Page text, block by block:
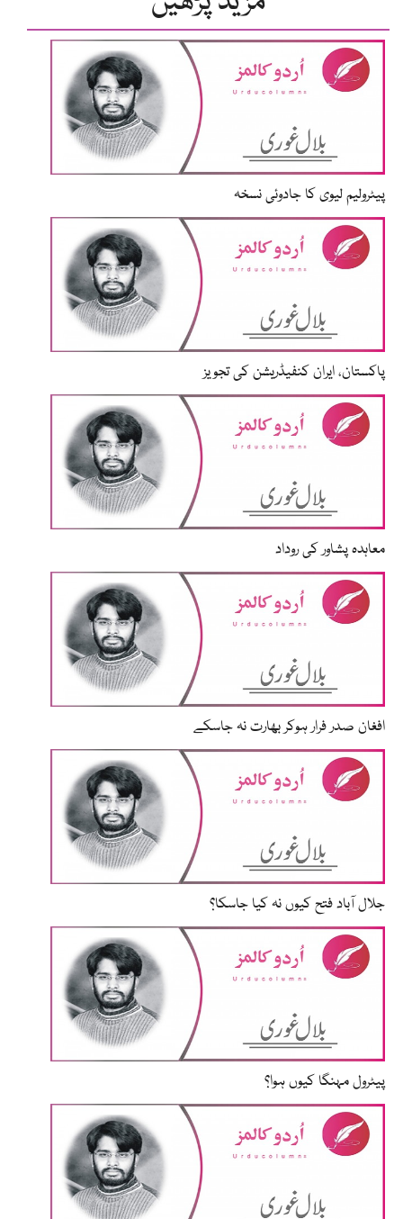
پیٹرولیم لیوی کا جادوئی نسخہ
پاکستان، ایران کنفیڈریشن کی تجویز
معاہدہ پشاور کی روداد
افغان صدر فرار ہوکر بھارت نہ جاسکے
جلال آباد فتح کیوں نہ کیا جاسکا؟
پیٹرول مہنگا کیوں ہوا؟